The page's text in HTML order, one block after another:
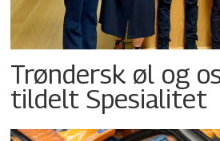
Trøndersk øl og
tildelt Spesialitet